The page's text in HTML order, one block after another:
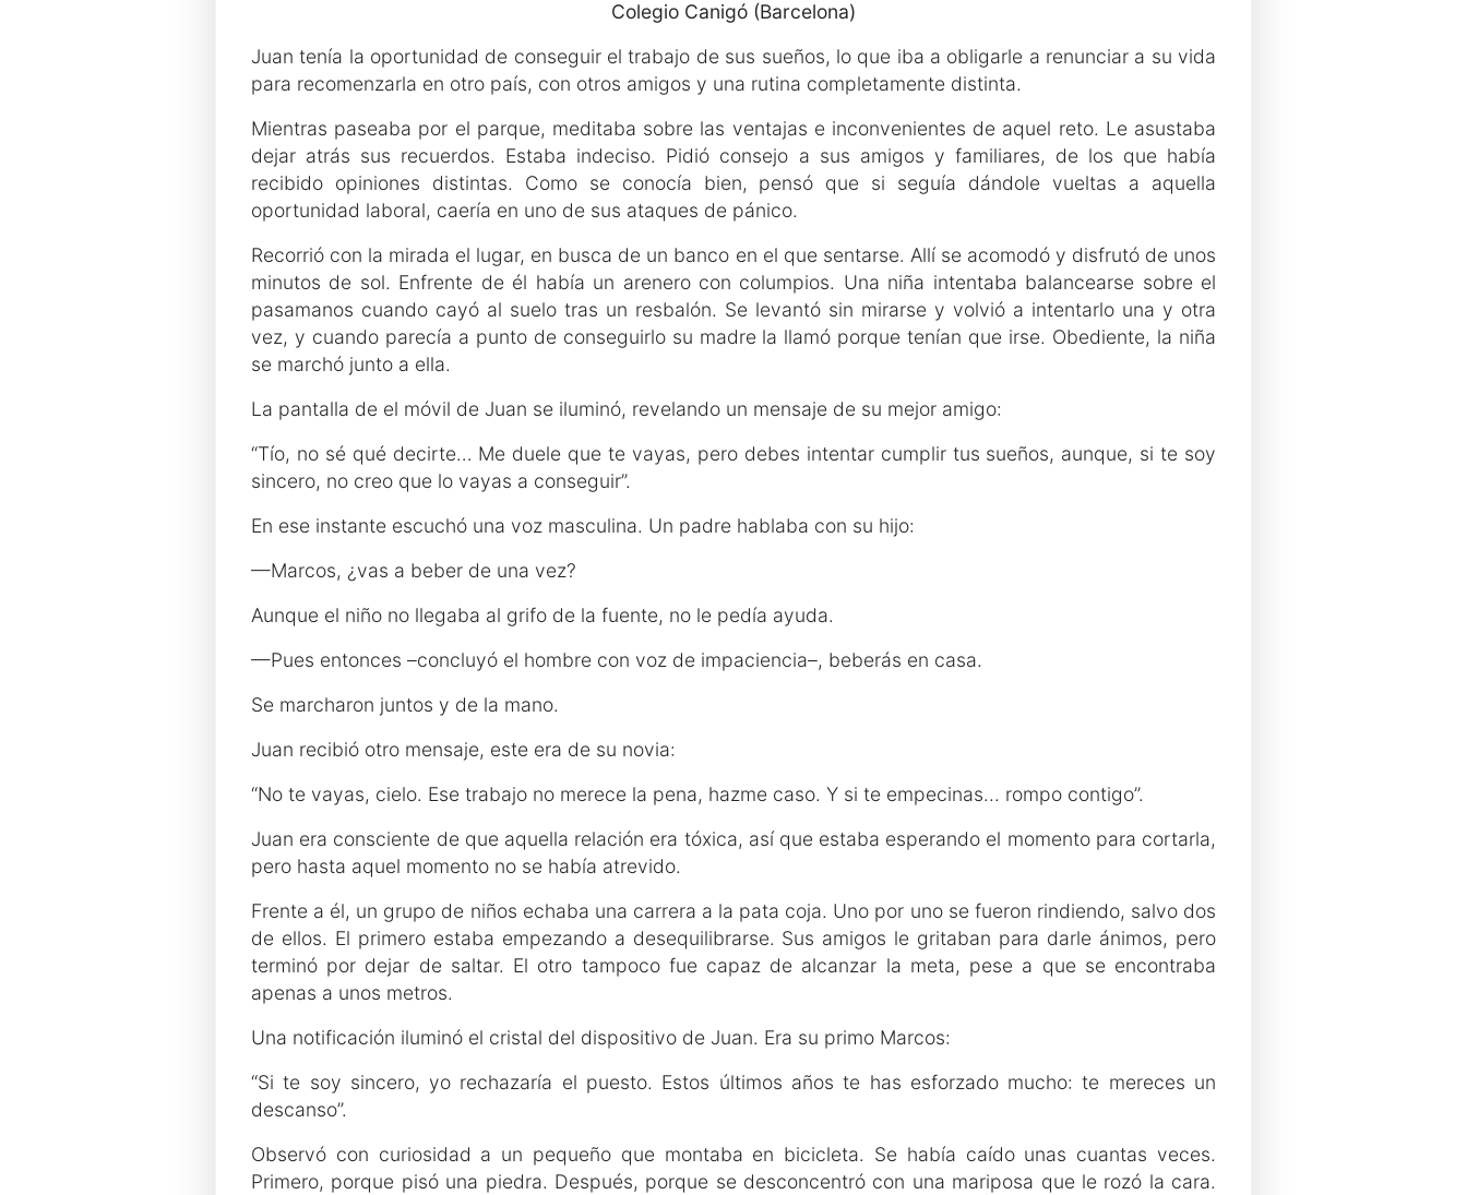
Colegio Canigó (Barcelona)
Juan tenía la oportunidad de conseguir el trabajo de sus sueños, lo que iba a obligarle a renunciar a su vida
para recomenzarla en otro país, con otros amigos y una rutina completamente distinta.
Mientras paseaba por el parque, meditaba sobre las ventajas e inconvenientes de aquel reto. Le asustaba
dejar atrás sus recuerdos. Estaba indeciso. Pidió consejo a sus amigos y familiares, de los que había
recibido opiniones distintas. Como se conocía bien, pensó que si seguía dándole vueltas a aquella
oportunidad laboral, caería en uno de sus ataques de pánico.
Recorrió con la mirada el lugar, en busca de un banco en el que sentarse. Allí se acomodó y disfrutó de unos
minutos de sol. Enfrente de él había un arenero con columpios. Una niña intentaba balancearse sobre el
pasamanos cuando cayó al suelo tras un resbalón. Se levantó sin mirarse y volvió a intentarlo una y otra
vez, y cuando parecía a punto de conseguirlo su madre la llamó porque tenían que irse. Obediente, la niña
se marchó junto a ella.
La pantalla de el móvil de Juan se iluminó, revelando un mensaje de su mejor amigo:
“Tío, no sé qué decirte… Me duele que te vayas, pero debes intentar cumplir tus sueños, aunque, si te soy
sincero, no creo que lo vayas a conseguir”.
En ese instante escuchó una voz masculina. Un padre hablaba con su hijo:
—Marcos, ¿vas a beber de una vez?
Aunque el niño no llegaba al grifo de la fuente, no le pedía ayuda.
—Pues entonces –concluyó el hombre con voz de impaciencia–, beberás en casa.
Se marcharon juntos y de la mano.
Juan recibió otro mensaje, este era de su novia:
“No te vayas, cielo. Ese trabajo no merece la pena, hazme caso. Y si te empecinas... rompo contigo”.
Juan era consciente de que aquella relación era tóxica, así que estaba esperando el momento para cortarla,
pero hasta aquel momento no se había atrevido.
Frente a él, un grupo de niños echaba una carrera a la pata coja. Uno por uno se fueron rindiendo, salvo dos
de ellos. El primero estaba empezando a desequilibrarse. Sus amigos le gritaban para darle ánimos, pero
terminó por dejar de saltar. El otro tampoco fue capaz de alcanzar la meta, pese a que se encontraba
apenas a unos metros.
Una notificación iluminó el cristal del dispositivo de Juan. Era su primo Marcos:
“Si te soy sincero, yo rechazaría el puesto. Estos últimos años te has esforzado mucho: te mereces un
descanso”.
Observó con curiosidad a un pequeño que montaba en bicicleta. Se había caído unas cuantas veces.
Primero, porque pisó una piedra. Después, porque se desconcentró con una mariposa que le rozó la cara.